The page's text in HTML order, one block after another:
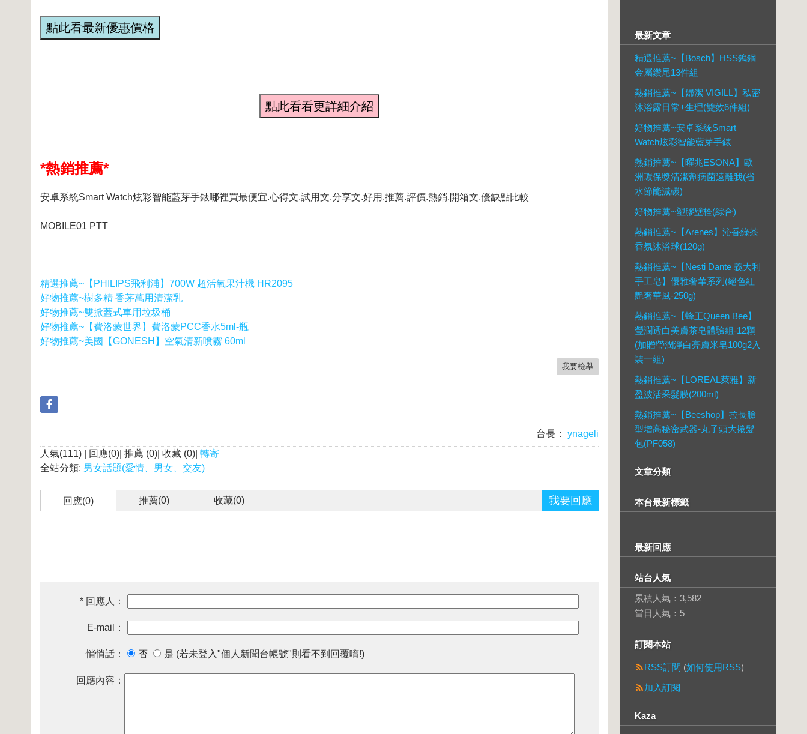
*熱銷推薦*
安卓系統Smart Watch炫彩智能藍芽手錶哪裡買最便宜.心得文.試用文.分享文.好用.推薦.評價.熱銷.開箱文.優缺點比較
MOBILE01 PTT
精選推薦~【PHILIPS飛利浦】700W 超活氧果汁機 HR2095
好物推薦~樹多精 香茅萬用清潔乳
好物推薦~雙掀蓋式車用垃圾桶
好物推薦~【費洛蒙世界】費洛蒙PCC香水5ml-瓶
好物推薦~美國【GONESH】空氣清新噴霧 60ml
我要檢舉
台長：
ynageli
人氣(111) | 回應(0)| 推薦 (0)| 收藏 (0)| 轉寄
全站分類: 男女話題(愛情、男女、交友)
回應(0) 推薦(0) 收藏(0) 我要回應
* 回應人：
E-mail：
悄悄話： 否 是 (若未登入"個人新聞台帳號"則看不到回覆唷!)
回應內容：
最新文章
精選推薦~【Bosch】HSS鎢鋼
金屬鑽尾13件組
熱銷推薦~【婦潔 VIGILL】私密
沐浴露日常+生理(雙效6件組)
好物推薦~安卓系統Smart
Watch炫彩智能藍芽手錶
熱銷推薦~【曜兆ESONA】歐
洲環保獎清潔劑病菌遠離我(省
水節能減碳)
好物推薦~塑膠壁栓(綜合)
熱銷推薦~【Arenes】沁香綠茶
香氛沐浴球(120g)
熱銷推薦~【Nesti Dante 義大利
手工皂】優雅奢華系列(絕色紅
艷奢華風-250g)
熱銷推薦~【蜂王Queen Bee】
瑩潤透白美膚茶皂體驗組-12顆
(加贈瑩潤淨白亮膚米皂100g2入
裝一組)
熱銷推薦~【LOREAL萊雅】新
盈波活采髮膜(200ml)
熱銷推薦~【Beeshop】拉長臉
型增高秘密武器-丸子頭大捲髮
包(PF058)
文章分類
本台最新標籤
最新回應
站台人氣
累積人氣： 3,582
當日人氣： 5
訂閱本站
RSS訂閱 (如何使用RSS)
加入訂閱
Kaza